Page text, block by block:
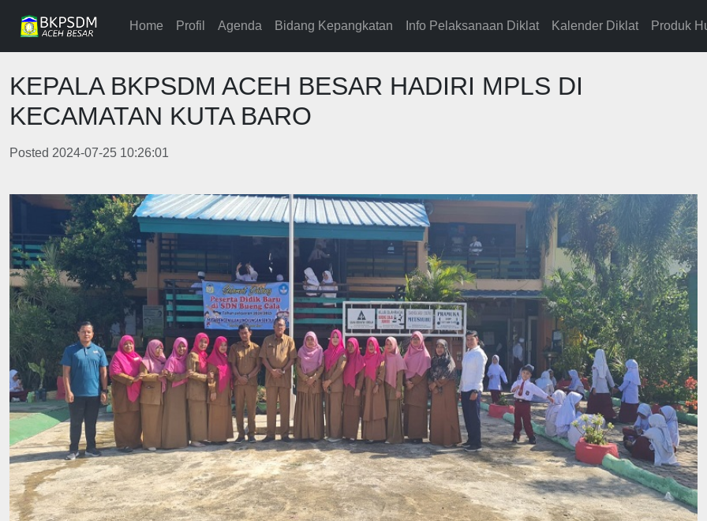
Home Profil Agenda Bidang Kepangkatan Info Pelaksanaan Diklat Kalender Diklat Produk
KEPALA BKPSDM ACEH BESAR HADIRI MPLS DI
KECAMATAN KUTA BARO
Posted 2024-07-25 10:26:01